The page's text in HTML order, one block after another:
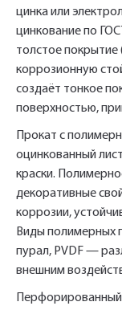
цинка или
цинкование по
толстое покрытие
коррозионную
создаёт тонкое
поверхностью,
Прокат с
оцинкованный
краски.
декоративные
коррозии,
Виды полимерных
пурал, PVDF —
внешним